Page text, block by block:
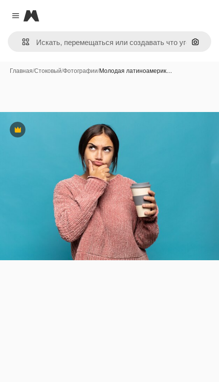
Close menu
Magnific
Поиск
Главная/Стоковый/Фотографии/Молодая латиноамерик…
Премиум